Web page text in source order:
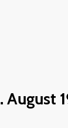
August